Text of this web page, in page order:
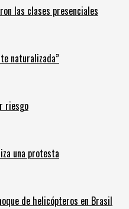
las clases presenciales
naturalizada”
riesgo
una protesta
de helicópteros en Brasil